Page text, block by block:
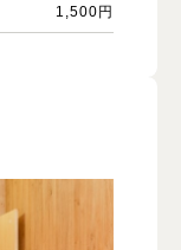
1,500円